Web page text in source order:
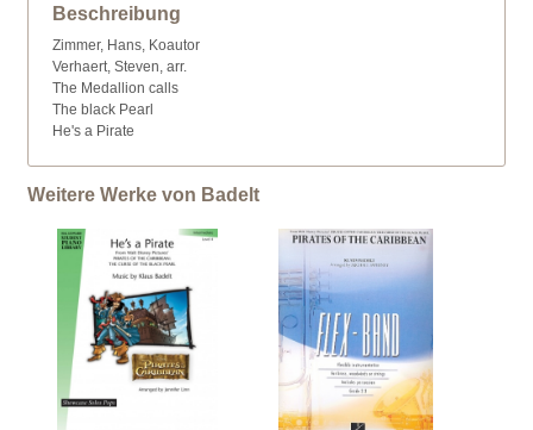
Beschreibung
Zimmer, Hans, Koautor
Verhaert, Steven, arr.
The Medallion calls
The black Pearl
He's a Pirate
Weitere Werke von Badelt